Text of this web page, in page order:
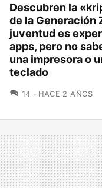
Descubren la
de la Generación
juventud es
apps, pero no
una impresora o
teclado
14 COMENTARIOS
HACE 2 AÑOS